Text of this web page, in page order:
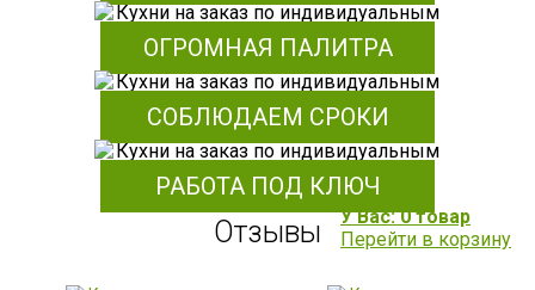
ОГРОМНАЯ ПАЛИТРА
СОБЛЮДАЕМ СРОКИ
РАБОТА ПОД КЛЮЧ
Отзывы
У Вас: 0 товар
Перейти в корзину